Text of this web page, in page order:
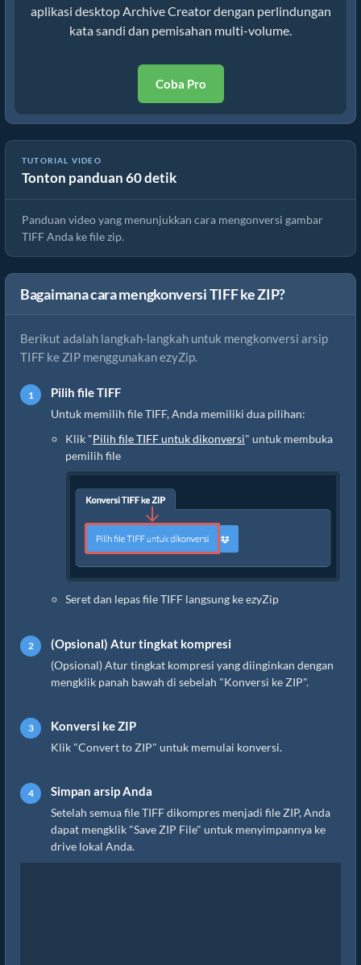
aplikasi desktop Archive Creator dengan perlindungan
kata sandi dan pemisahan multi-volume.
Coba Pro
TUTORIAL VIDEO
Tonton panduan 60 detik
Cara Mengonversi TIFF ke File ZIP Secara Online (Panduan
Sederhana)
Panduan video yang menunjukkan cara mengonversi gambar
TIFF Anda ke file zip.
Bagaimana cara mengkonversi TIFF ke ZIP?
Berikut adalah langkah-langkah untuk mengkonversi arsip
TIFF ke ZIP menggunakan ezyZip.
Pilih file TIFF
Untuk memilih file TIFF, Anda memiliki dua pilihan:
Klik "Pilih file TIFF untuk dikonversi" untuk membuka
pemilih file
Seret dan lepas file TIFF langsung ke ezyZip
(Opsional) Atur tingkat kompresi
(Opsional) Atur tingkat kompresi yang diinginkan dengan
mengklik panah bawah di sebelah "Konversi ke ZIP".
Konversi ke ZIP
Klik "Convert to ZIP" untuk memulai konversi.
Simpan arsip Anda
Setelah semua file TIFF dikompres menjadi file ZIP, Anda
dapat mengklik "Save ZIP File" untuk menyimpannya ke
drive lokal Anda.